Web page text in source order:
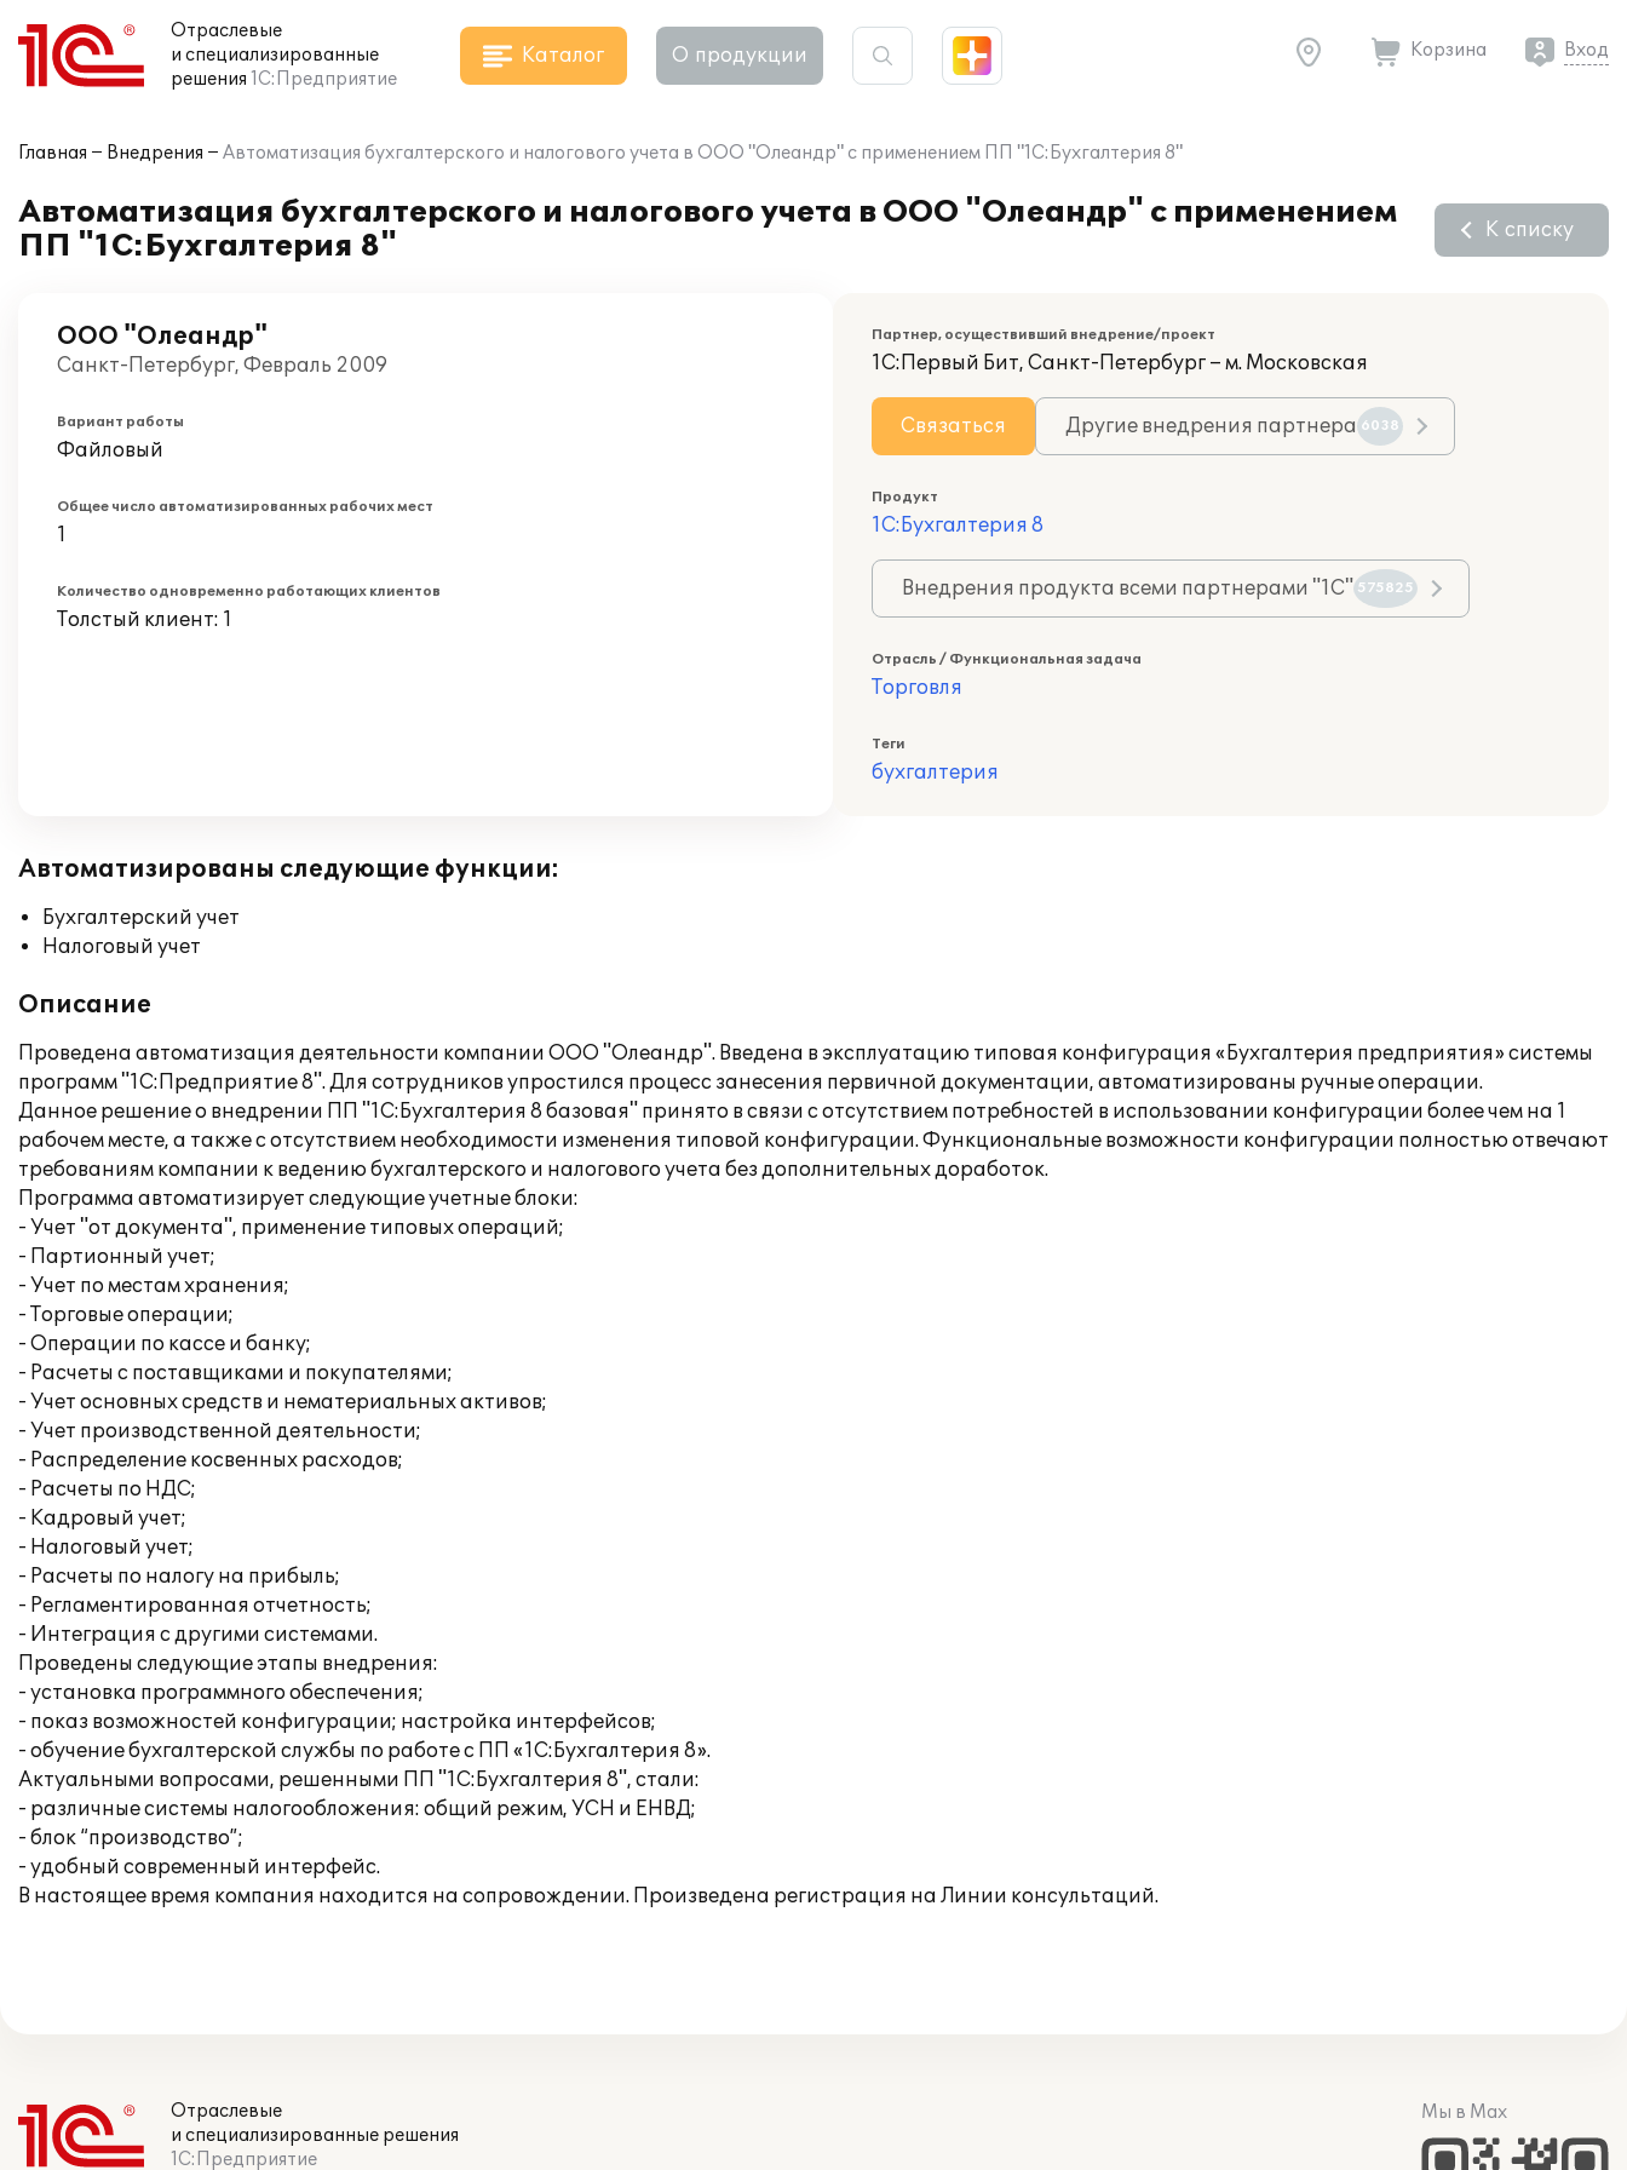
Отраслевые
и специализированные
решения 1С:Предприятие
Каталог О продукции Корзина Вход
Главная Внедрения Автоматизация бухгалтерского и налогового учета в ООО "Олеандр" с применением ПП "1С:Бухгалтерия 8"
Автоматизация бухгалтерского и налогового учета в ООО "Олеандр" с применением
ПП "1С:Бухгалтерия 8"
К списку
ООО "Олеандр"
Санкт-Петербург, Февраль 2009
Вариант работы
Файловый
Общее число автоматизированных рабочих мест
1
Количество одновременно работающих клиентов
Толстый клиент: 1
Партнер, осуществивший внедрение/проект
1С:Первый Бит, Санкт-Петербург – м. Московская
Связаться Другие внедрения партнера 6038
Продукт
1С:Бухгалтерия 8
Внедрения продукта всеми партнерами "1С" 575825
Отрасль / Функциональная задача
Торговля
Теги
бухгалтерия
Автоматизированы следующие функции:
Бухгалтерский учет
Налоговый учет
Описание
Проведена автоматизация деятельности компании ООО "Олеандр". Введена в эксплуатацию типовая конфигурация «Бухгалтерия предприятия» системы
программ "1С:Предприятие 8". Для сотрудников упростился процесс занесения первичной документации, автоматизированы ручные операции.
Данное решение о внедрении ПП "1С:Бухгалтерия 8 базовая" принято в связи с отсутствием потребностей в использовании конфигурации более чем на 1
рабочем месте, а также с отсутствием необходимости изменения типовой конфигурации. Функциональные возможности конфигурации полностью отвечают
требованиям компании к ведению бухгалтерского и налогового учета без дополнительных доработок.
Программа автоматизирует следующие учетные блоки:
- Учет "от документа", применение типовых операций;
- Партионный учет;
- Учет по местам хранения;
- Торговые операции;
- Операции по кассе и банку;
- Расчеты с поставщиками и покупателями;
- Учет основных средств и нематериальных активов;
- Учет производственной деятельности;
- Распределение косвенных расходов;
- Расчеты по НДС;
- Кадровый учет;
- Налоговый учет;
- Расчеты по налогу на прибыль;
- Регламентированная отчетность;
- Интеграция с другими системами.
Проведены следующие этапы внедрения:
- установка программного обеспечения;
- показ возможностей конфигурации; настройка интерфейсов;
- обучение бухгалтерской службы по работе с ПП «1С:Бухгалтерия 8».
Актуальными вопросами, решенными ПП "1С:Бухгалтерия 8", стали:
- различные системы налогообложения: общий режим, УСН и ЕНВД;
- блок “производство”;
- удобный современный интерфейс.
В настоящее время компания находится на сопровождении. Произведена регистрация на Линии консультаций.
Отраслевые
и специализированные решения
1С:Предприятие
Мы в Max